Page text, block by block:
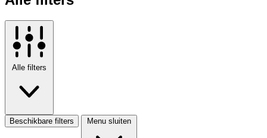
Alle filters
Beschikbare filters Menu sluiten